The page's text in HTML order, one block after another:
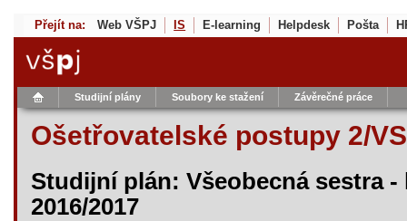
Přejít na: Web VŠPJ IS E-learning Helpdesk Pošta
Studijní plány Soubory ke stažení Závěrečné práce
Ošetřovatelské postupy 2/VS
Studijní plán: Všeobecná sestra
2016/2017